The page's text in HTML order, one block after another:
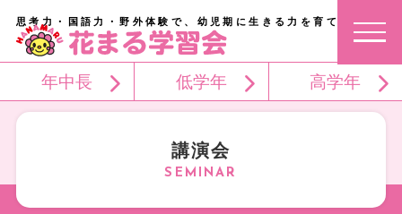
思考力・国語力・野外体験で、幼児期に生きる力を育てる。
年中長 低学年 高学年
講演会